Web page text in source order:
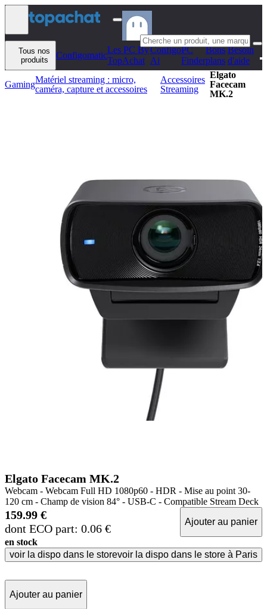
Aller au contenu
Tous nos
produits
Configomatic
Les PC By
TopAchat
Configo
Ai
PC
Finder
Bons
plans
Besoin
d'aide
GamingMatériel streaming : micro,
caméra, capture et accessoires
Accessoires
Streaming
Elgato
Facecam
MK.2
Elgato Facecam MK.2
Webcam - Webcam Full HD 1080p60 - HDR - Mise au point 30-
120 cm - Champ de vision 84° - USB-C - Compatible Stream Deck
159.99 €
dont ECO part: 0.06 €
Ajouter au panier
en stock
voir la dispo dans le storevoir la dispo dans le store à Paris
Ajouter au panier